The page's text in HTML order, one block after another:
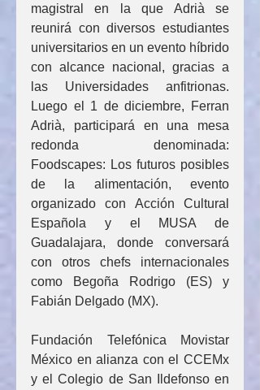
magistral en la que Adrià se
reunirá con diversos estudiantes
universitarios en un evento híbrido
con alcance nacional, gracias a
las Universidades anfitrionas.
Luego el 1 de diciembre, Ferran
Adrià, participará en una mesa
redonda denominada:
Foodscapes: Los futuros posibles
de la alimentación, evento
organizado con Acción Cultural
Española y el MUSA de
Guadalajara, donde conversará
con otros chefs internacionales
como Begoña Rodrigo (ES) y
Fabián Delgado (MX).
Fundación Telefónica Movistar
México en alianza con el CCEMx
y el Colegio de San Ildefonso en